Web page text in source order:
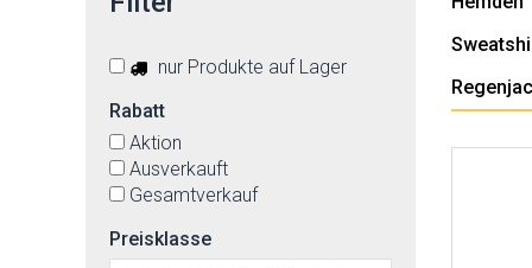
nur Produkte auf Lager
Rabatt
Aktion
Ausverkauft
Gesamtverkauf
Preisklasse